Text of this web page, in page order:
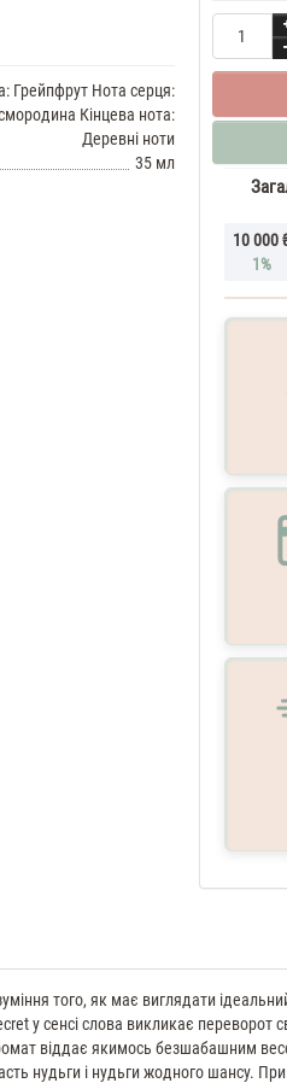
Грейпфрут Нота серця:
Кінцева нота:
Деревні ноти
35 мл
10 000
1%
того, як має виглядати
у сенсі слова викликає переворот
віддає якимось безшабашним
нудьги і нудьги жодного шансу.